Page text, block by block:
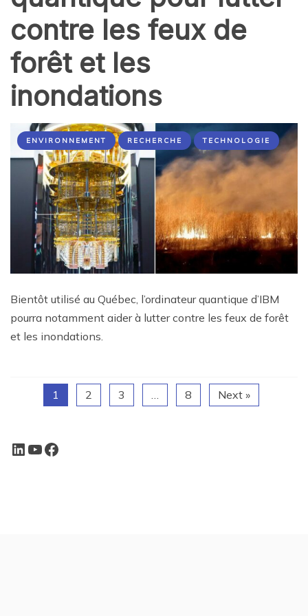
contre les feux de
forêt et les
inondations
ENVIRONNEMENT RECHERCHE TECHNOLOGIE
Bientôt utilisé au Québec, l’ordinateur quantique d’IBM
pourra notamment aider à lutter contre les feux de forêt
et les inondations.
1 2 3 … 8 Next »